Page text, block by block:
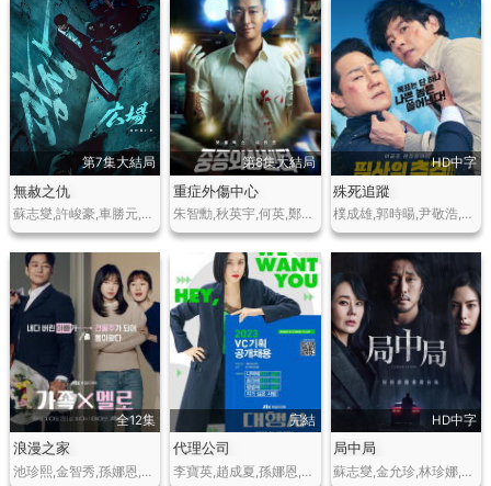
第7集大結局
無赦之仇
蘇志燮,許峻豪,車勝元,李浚赫,安吉江,孔明,秋泳愚
第8集大結局
重症外傷中心
朱智勳,秋英宇,何英,鄭在泳,尹敬浩
HD中字
殊死追蹤
樸成雄,郭時暘,尹敬浩,金光奎,鄭幼貞,申承煥,樸孝朱
全12集
浪漫之家
池珍熙,金智秀,孫娜恩,崔珉豪
完結
代理公司
李寶英,趙成夏,孫娜恩,韓俊宇,全慧珍
HD中字
局中局
蘇志燮,金允珍,林珍娜,崔廣日,黃善熙